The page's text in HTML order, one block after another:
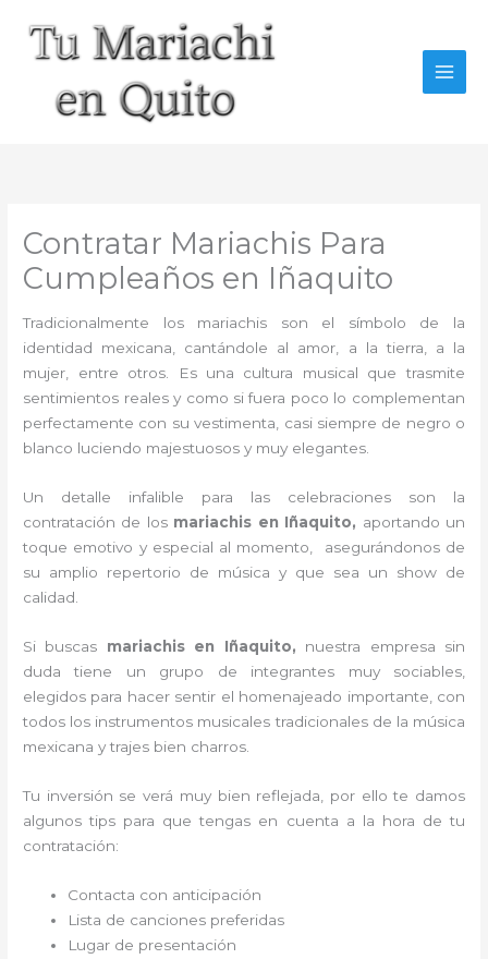
contenido
Contratar Mariachis Para
Cumpleaños en Iñaquito
Tradicionalmente los mariachis son el símbolo de la
identidad mexicana, cantándole al amor, a la tierra, a la
mujer, entre otros. Es una cultura musical que trasmite
sentimientos reales y como si fuera poco lo complementan
perfectamente con su vestimenta, casi siempre de negro o
blanco luciendo majestuosos y muy elegantes.
Un detalle infalible para las celebraciones son la
contratación de losmariachis en Iñaquito, aportando un
toque emotivo y especial al momento, asegurándonos de
su amplio repertorio de música y que sea un show de
calidad.
Si buscas mariachis en Iñaquito, nuestra empresa
sin
duda tiene un grupo de integrantes muy sociables,
elegidos para hacer sentir el homenajeado importante, con
todos los instrumentos musicales tradicionales de la música
mexicana y trajes bien charros.
Tu inversión se verá muy bien reflejada, por ello te damos
algunos tips para que tengas en cuenta a la hora de tu
contratación:
Contacta con anticipación
Lista de canciones preferidas
Lugar de presentación